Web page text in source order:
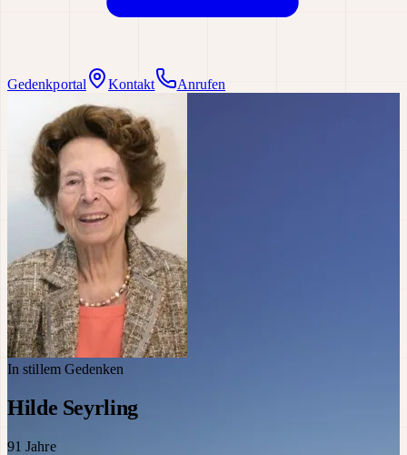
Gedenkportal Kontakt Anrufen
In stillem Gedenken
Hilde Seyrling
91 Jahre